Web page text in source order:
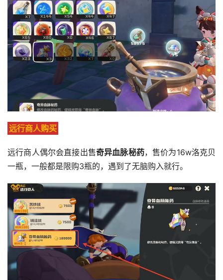
远行商人购买
远行商人偶尔会直接出售奇异血脉秘药，售价为16w洛克贝
一瓶，一般都是限购3瓶的，遇到了无脑购入就行。